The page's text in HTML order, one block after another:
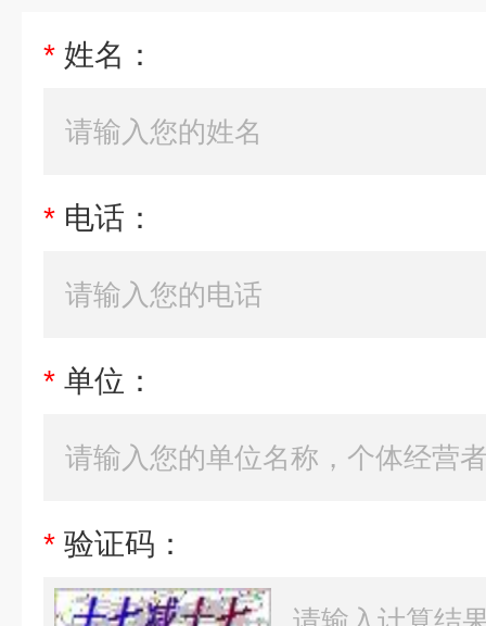
* 姓名：
* 电话：
* 单位：
* 验证码：